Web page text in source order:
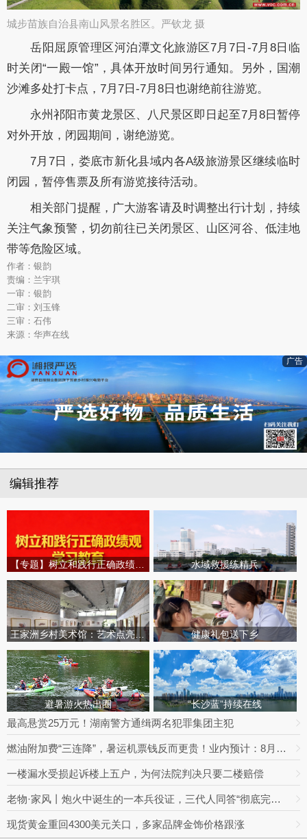
城步苗族自治县南山风景名胜区。严钦龙 摄​
岳阳屈原管理区河泊潭文化旅游区7月7日-7月8日临
时关闭“一殿一馆” ，具体开放时间另行通知。 另外， 国潮
沙滩多处打卡点， 7月7日-7月8日 也谢绝前往游览。
永州祁阳市黄龙景区、八尺景区即日起至7月8日暂停
对外开放 ， 闭园期间，谢绝游览。
7月7日， 娄底市新化县域内各A级旅游景区继续临时
闭园，暂停售票及所有游览接待活动。
相关部门提醒， 广大游客请及时调整出行计划，持续
关注气象预警，切勿前往已关闭景区、山区河谷、低洼地
带等危险区域。
作者：银韵
责编：兰宇琪
一审：银韵
二审：刘玉锋
三审：石伟
来源：华声在线
广告
编辑推荐
水域救援练精兵
王家洲乡村美术馆：艺术点亮田园乡村 健康礼包送下乡
避暑游火热出圈 “长沙蓝”持续在线
最高悬赏25万元！湖南警方通缉两名犯罪集团主犯
燃油附加费“三连降”，暑运机票钱反而更贵！业内预计：8月下旬将迎回落拐点
一楼漏水受损起诉楼上五户，为何法院判决只要二楼赔偿
老物·家风丨炮火中诞生的一本兵役证，三代人同答“彻底完成任务”
现货黄金重回4300美元关口，多家品牌金饰价格跟涨